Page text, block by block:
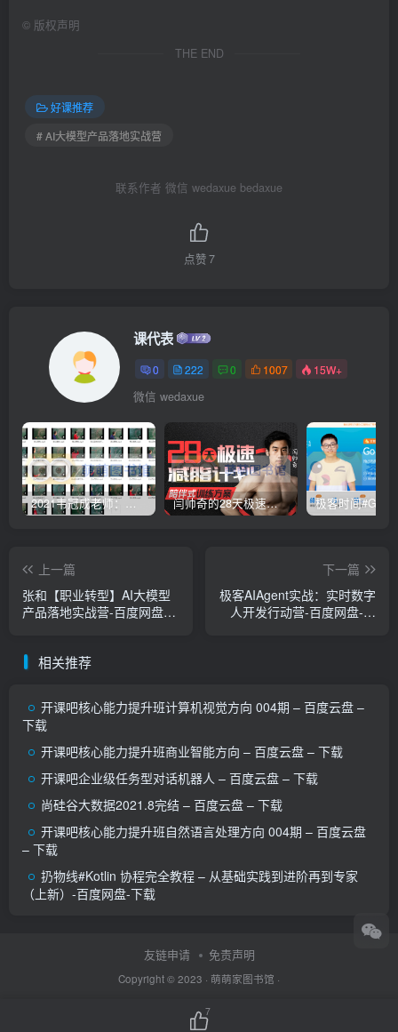
© 版权声明
THE END
好课推荐
# AI大模型产品落地实战营
联系作者 微信 wedaxue bedaxue
点赞7
课代表
0 222 0 1007 15W+
微信 wedaxue
2021韦冠成老师：韦氏天星风水《秘传二十四山吉凶占断要法》 – 百度云盘 – 下载 闫帅奇的28天极速减脂计划 – 网盘分享 – 下载
上一篇
张和【职业转型】AI大模型
产品落地实战营-百度网盘-
下一篇
极客AIAgent实战：实时数字
人开发行动营-百度网盘-下
相关推荐
开课吧核心能力提升班计算机视觉方向 004期 – 百度云盘 –
下载
开课吧核心能力提升班商业智能方向 – 百度云盘 – 下载
开课吧企业级任务型对话机器人 – 百度云盘 – 下载
尚硅谷大数据2021.8完结 – 百度云盘 – 下载
开课吧核心能力提升班自然语言处理方向 004期 – 百度云盘
– 下载
扔物线#Kotlin 协程完全教程 – 从基础实践到进阶再到专家
（上新）-百度网盘-下载
友链申请 免责声明
Copyright © 2023 · 萌萌家图书馆 ·
7